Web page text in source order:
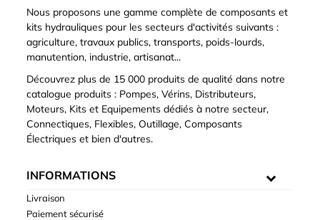
Nous proposons une gamme complète de composants et
kits hydrauliques pour les secteurs d'activités suivants :
agriculture, travaux publics, transports, poids-lourds,
manutention, industrie, artisanat...
Découvrez plus de 15 000 produits de qualité dans notre
catalogue produits : Pompes, Vérins, Distributeurs,
Moteurs, Kits et Equipements dédiés à notre secteur,
Connectiques, Flexibles, Outillage, Composants
Électriques et bien d'autres.
INFORMATIONS
Livraison
Paiement sécurisé